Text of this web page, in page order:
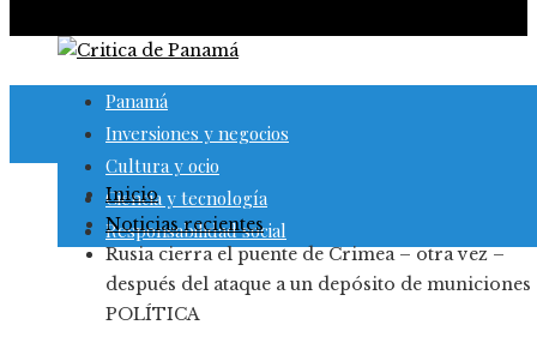
Panamá
Inversiones y negocios
Cultura y ocio
Ciencia y tecnología
Responsabilidad social
Inicio
Noticias recientes
Rusia cierra el puente de Crimea – otra vez –
después del ataque a un depósito de municiones
POLÍTICA